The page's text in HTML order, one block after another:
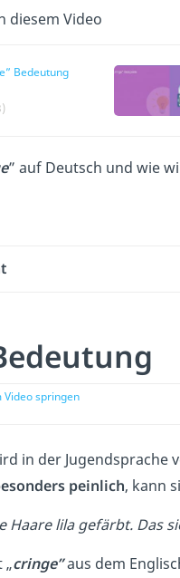
diesem Video
Bedeutung
” auf Deutsch und wie
Video springen
in der Jugendsprache
peinlich, kann
Haare lila gefärbt. Das
cringe”aus dem